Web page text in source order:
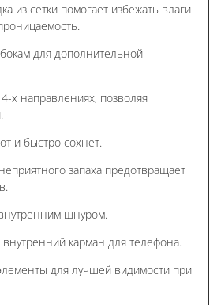
из сетки помогает избежать влаги
для дополнительной
х направлениях, позволяя
и быстро сохнет.
запаха предотвращает
шнуром.
карман для телефона.
для лучшей видимости при